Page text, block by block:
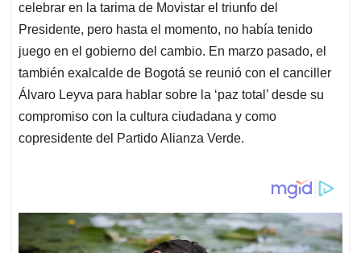
celebrar en la tarima de Movistar el triunfo del
Presidente, pero hasta el momento, no había tenido
juego en el gobierno del cambio. En marzo pasado, el
también exalcalde de Bogotá se reunió con el canciller
Álvaro Leyva para hablar sobre la ‘paz total’ desde su
compromiso con la cultura ciudadana y como
copresidente del Partido Alianza Verde.